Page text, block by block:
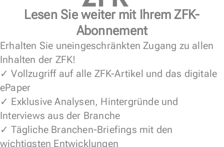
Lesen Sie weiter mit Ihrem ZFK-
Abonnement
Erhalten Sie uneingeschränkten Zugang zu allen
Inhalten der ZFK!
✓ Vollzugriff auf alle ZFK-Artikel und das digitale
ePaper
✓ Exklusive Analysen, Hintergründe und
Interviews aus der Branche
✓ Tägliche Branchen-Briefings mit den
wichtigsten Entwicklungen